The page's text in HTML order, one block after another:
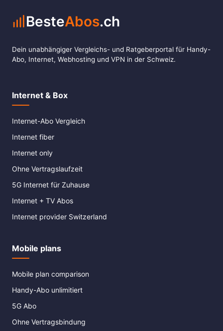
BesteAbos.ch
Dein unabhängiger Vergleichs- und Ratgeberportal für Handy-
Abo, Internet, Webhosting und VPN in der Schweiz.
Internet & Box
Internet-Abo Vergleich
Internet fiber
Internet only
Ohne Vertragslaufzeit
5G Internet für Zuhause
Internet + TV Abos
Internet provider Switzerland
Mobile plans
Mobile plan comparison
Handy-Abo unlimitiert
5G Abo
Ohne Vertragsbindung